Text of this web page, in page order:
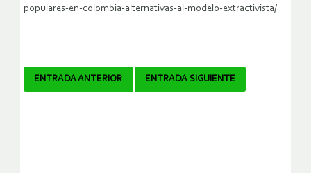
populares-en-colombia-alternativas-al-modelo-extractivista/
Navegador
ENTRADA ANTERIOR ENTRADA SIGUIENTE